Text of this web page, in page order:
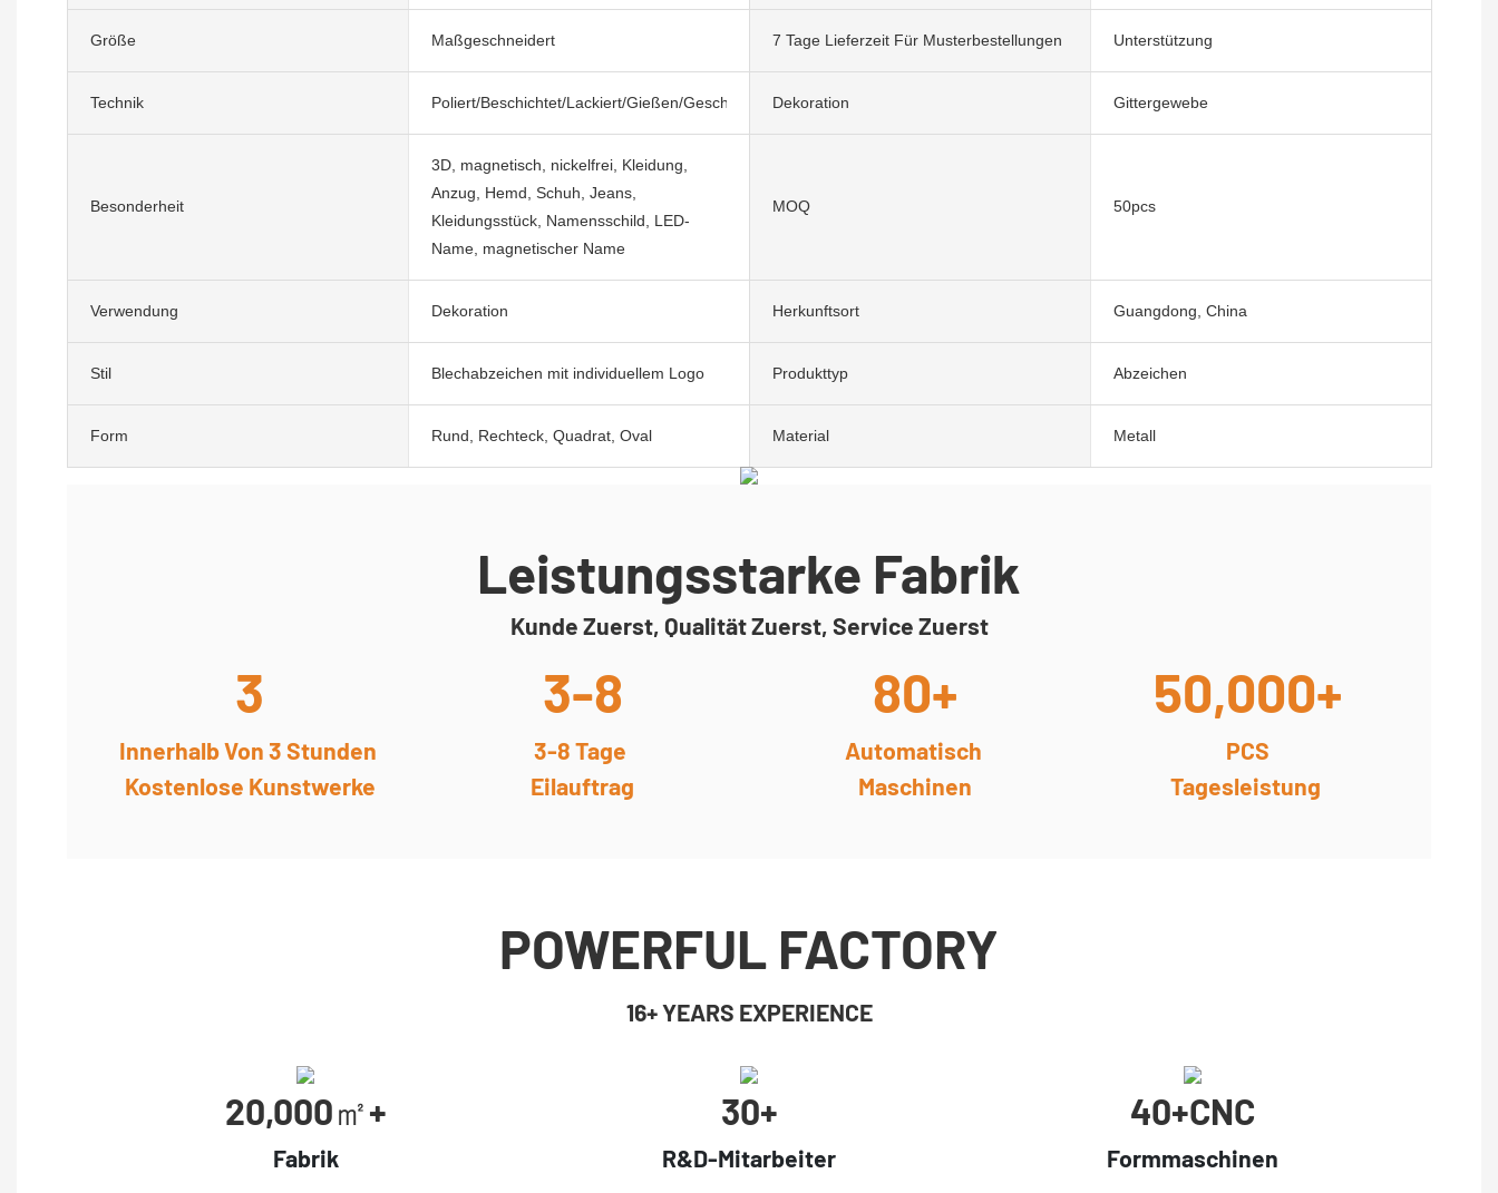
Größe Maßgeschneidert 7 Tage Lieferzeit Für Musterbestellungen Unterstützung
Technik Poliert/Beschichtet/Lackiert/Gießen/Geschnitzt/Schweißen/Sandstrahlen
Dekoration Gittergewebe
Besonderheit
3D, magnetisch, nickelfrei, Kleidung,
Anzug, Hemd, Schuh, Jeans,
Kleidungsstück, Namensschild, LED-
Name, magnetischer Name
MOQ 50pcs
Verwendung Dekoration Herkunftsort Guangdong, China
Stil Blechabzeichen mit individuellem Logo Produkttyp Abzeichen
Form Rund, Rechteck, Quadrat, Oval Material Metall
Leistungsstarke Fabrik
Kunde Zuerst, Qualität Zuerst, Service Zuerst
3
Innerhalb Von 3 Stunden
Kostenlose Kunstwerke
3-8
3-8 Tage
Eilauftrag
80+
Automatisch
Maschinen
50,000+
PCS
Tagesleistung
POWERFUL FACTORY
16+ YEARS EXPERIENCE
20,000㎡+
Fabrik
30+
R&D-Mitarbeiter
40+cNC
Formmaschinen